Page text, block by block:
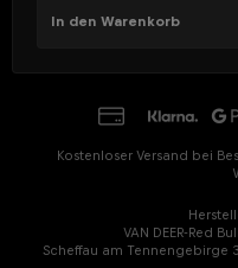
In den Warenkorb
Kostenloser Versand bei
VAN DEER-Red
Scheffau am Tennengebirge